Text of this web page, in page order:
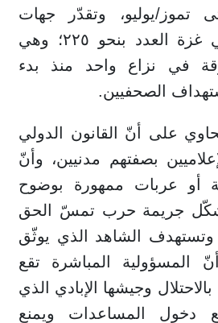
١٧٥ حتى تموز/يوليو، وتقدّر جهات
إعلامية رسمية في غزة العدد بنحو ٢٢٥؛ وهي
في نزاع واحد منذ بدء
الصحفيين.
على أنّ القانون الدولي
بصفتهم مدنيين، وأنّ
أو عربات ممهورة بوضوح
جريمة حرب تمسّ الحق
وتستهدف الشاهد الذي يوثّق
المسؤولية المباشرة تقع
وجيشها الإبادي الذي
دخول المساعدات ويمنع